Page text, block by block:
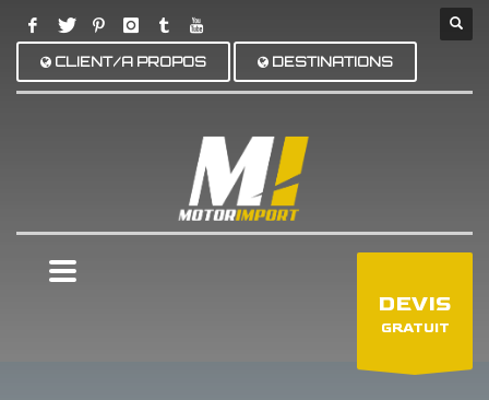
CLIENT/A PROPOS DESTINATIONS
DEVIS
GRATUIT